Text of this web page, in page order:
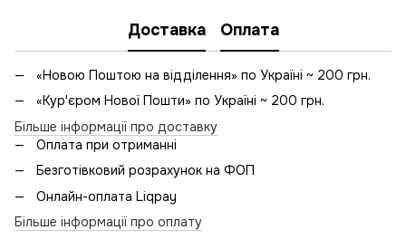
Доставка Оплата
«Новою Поштою на відділення» по Україні ~ 200 грн.
«Кур'єром Нової Пошти» по Україні ~ 200 грн.
Більше інформації про доставку
Оплата при отриманні
Безготівковий розрахунок на ФОП
Онлайн-оплата Liqpay
Більше інформації про оплату